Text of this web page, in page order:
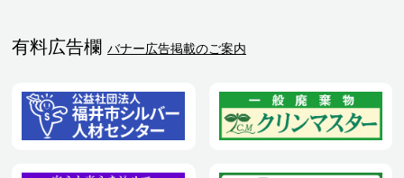
有料広告欄 バナー広告掲載のご案内